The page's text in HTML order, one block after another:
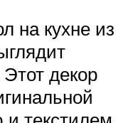
на кухне из
декор